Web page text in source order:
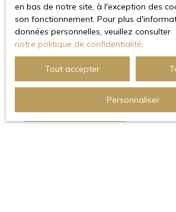
En tant quesyndic, notre
garantir une gestion sereine et
vous accompagnant au
efficacité.
en bas de notre site, à l'exception des
son fonctionnement. Pour plus
données personnelles, veuillez consulter
notre politique de confidentialité.
Tout accepter
Personnaliser